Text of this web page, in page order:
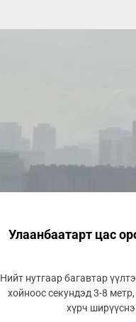
Улаанбаатарт цас
Нийт нутгаар багавтар
хойноос секундэд 3-8
хүрч